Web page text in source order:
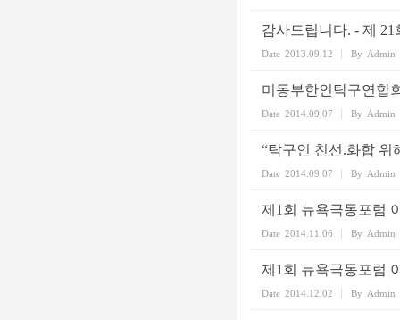
감사드립니다. - 제
Date 2013.09.12 By Admin
미동부한인탁구연합
Date 2014.09.07 By Admin
“탁구인 친선.화합 위
Date 2014.09.07 By Admin
제1회 뉴욕극동포럼
Date 2014.11.06 By Admin
제1회 뉴욕극동포럼
Date 2014.12.02 By Admin